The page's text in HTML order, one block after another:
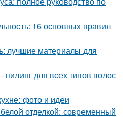
16 основных правил
лучшие материалы для
пилинг для всех типов волос
фото и идеи
отделкой: современный